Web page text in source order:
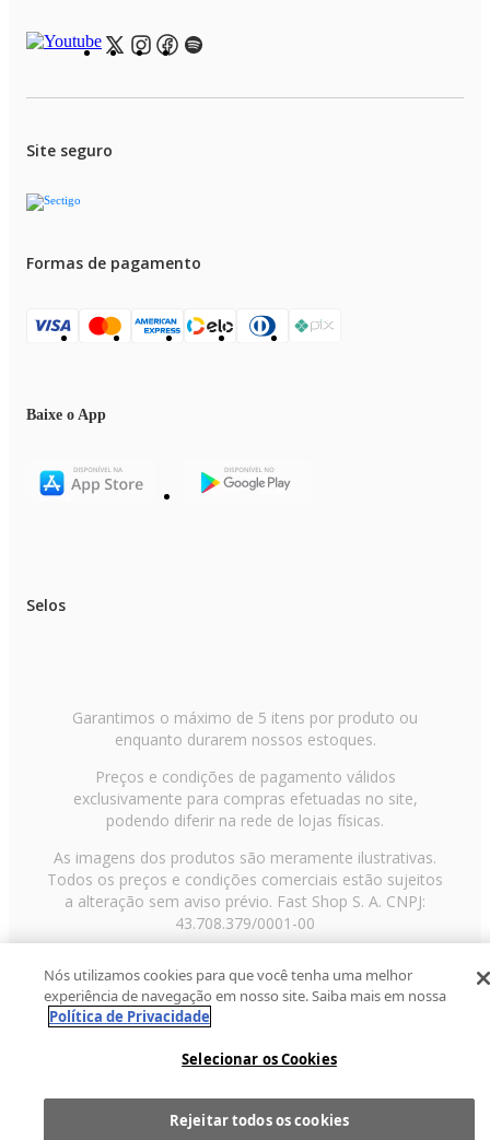
Site seguro
Formas de pagamento
Baixe o App
Selos
Garantimos o máximo de 5 itens por produto ou
enquanto durarem nossos estoques.
Preços e condições de pagamento válidos
exclusivamente para compras efetuadas no site,
podendo diferir na rede de lojas físicas.
As imagens dos produtos são meramente ilustrativas.
Todos os preços e condições comerciais estão sujeitos
a alteração sem aviso prévio. Fast Shop S. A. CNPJ:
43.708.379/0001-00
Paulo/SP, CEP 02029-001, Telefone: 11 3003-3728 ©
2013 Fast Shop - Todos os direitos reservadosRF
Nós utilizamos cookies para que você tenha uma melhor
experiência de navegação em nosso site. Saiba mais em nossa
Política de Privacidade
Selecionar os Cookies
Rejeitar todos os cookies